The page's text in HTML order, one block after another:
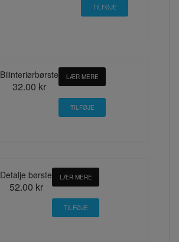
Bilinteriørbørste
32.00 kr
LÆR MERE
Detalje børste
52.00 kr
LÆR MERE